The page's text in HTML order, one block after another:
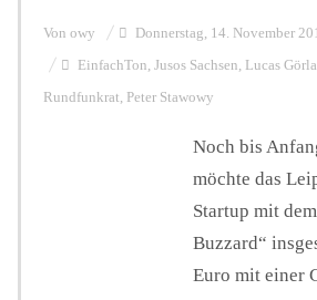
Von owy Donnerstag, 14. November
EinfachTon, Jusos Sachsen, Lucas
Rundfunkrat, Peter Stawowy
Noch bis
möchte das
Startup mit
Buzzard“
Euro mit einer